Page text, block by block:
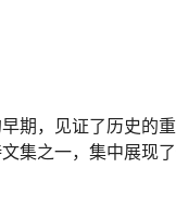
期，见证了历史的
集之一，集中展现